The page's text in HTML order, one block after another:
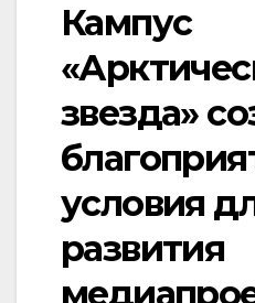
Кампус
звезда»
условия
развития